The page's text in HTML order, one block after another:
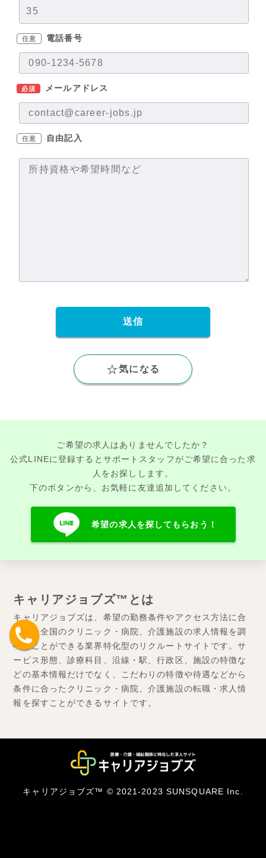
任意 電話番号
必須 メールアドレス
任意 自由記入
気になる
ご希望の求人はありませんでしたか？
公式LINEに登録するとサポートスタッフがご希望に合った求
人をお探しします。
下のボタンから、お気軽に友達追加してください。
希望の求人を探してもらおう！
キャリアジョブズ™とは
キャリアジョブズは、希望の勤務条件やアクセス方法に合
わせ、全国のクリニック・病院、介護施設の求人情報を調
べることができる業界特化型のリクルートサイトです。サ
ービス形態、診療科目、沿線・駅、行政区、施設の特徴な
どの基本情報だけでなく、こだわりの特徴や待遇などから
条件に合ったクリニック・病院、介護施設の転職・求人情
報を探すことができるサイトです。
キャリアジョブズ™ © 2021-2023 SUNSQUARE Inc.